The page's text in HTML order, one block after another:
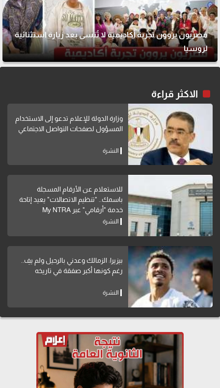
مصريون يروون تجربة أكاديمية لا تُنسى بعد زيارة استثنائية
لروسيا
الاكثر قراءة
وزارة الدولة للإعلام تدعو إلى الاستخدام
المسؤول لصفحات التواصل الاجتماعي
النشرة
للاستعلام عن الأرقام المسجلة
باسمك.. "تنظيم الاتصالات" يعيد إتاحة
خدمة "أرقامي" عبر My NTRA
النشرة
بيزيرا: الزمالك وعدني بالرحيل ولم يفِ..
رغم كونها أكبر صفقة في تاريخه
النشرة